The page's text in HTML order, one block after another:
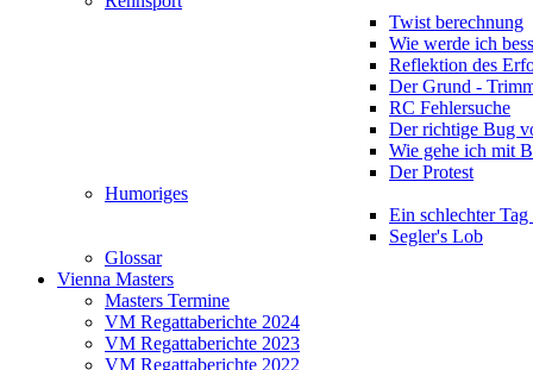
Twist berechnung
Wie werde ich
Reflektion des
Der Grund -
RC Fehlersuche
Der richtige Bug
Wie gehe ich mit
Der Protest
Humoriges
Ein schlechter Tag
Segler's Lob
Glossar
Vienna Masters
Masters Termine
VM Regattaberichte 2024
VM Regattaberichte 2023
VM Regattaberichte 2022